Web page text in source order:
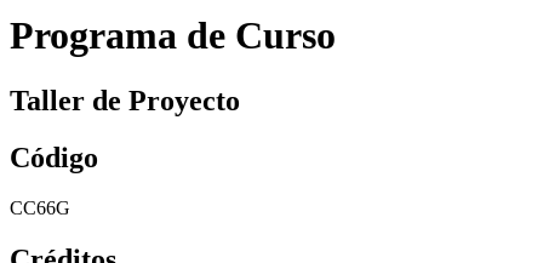
Programa de Curso
Taller de Proyecto
Código
CC66G